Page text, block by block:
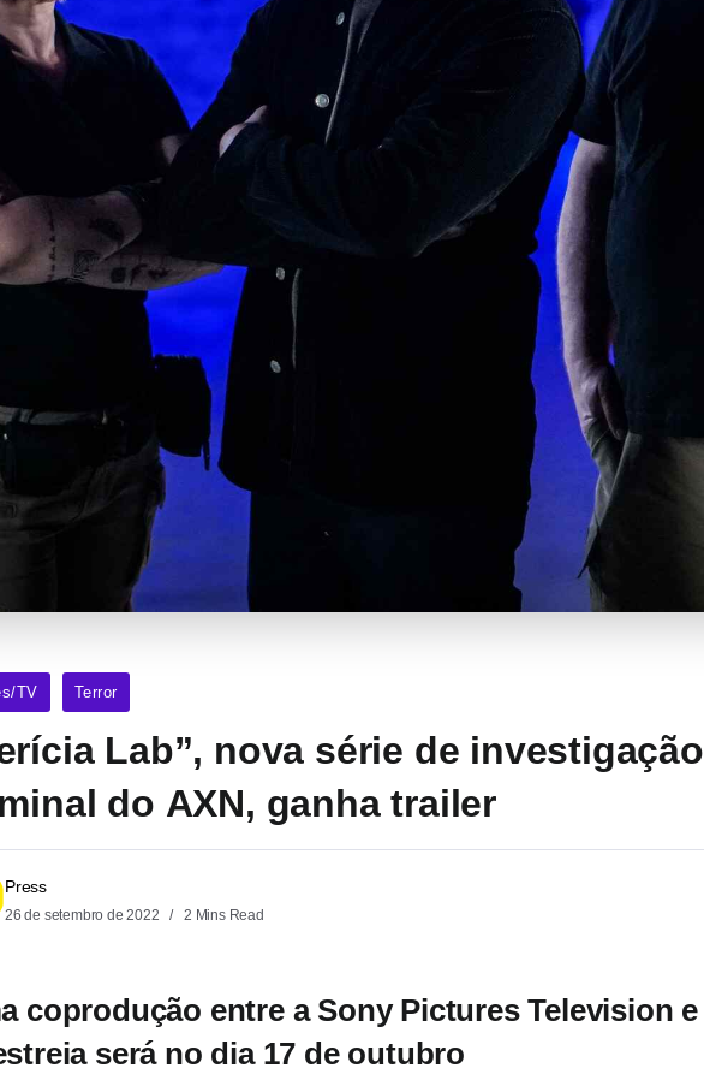
TV Terror
Lab”, nova série de investigação
do AXN, ganha trailer
Press
26 de setembro de 2022 2 Mins Read
coprodução entre a Sony Pictures Television e
será no dia 17 de outubro